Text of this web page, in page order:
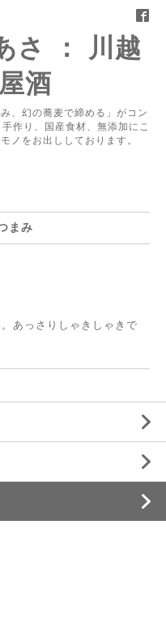
さ ： 川越
酒
、幻の蕎麦で締める」がコン
作り、国産食材、無添加にこ
ノをお出ししております。
まみ
あっさりしゃきしゃきで